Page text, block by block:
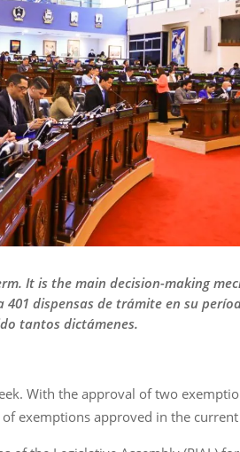
It is the main decision-making
dispensas de trámite en su
tantos dictámenes.
With the approval of two
exemptions approved in the